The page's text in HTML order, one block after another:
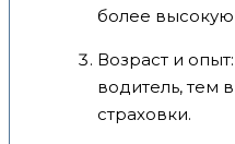
более
Возраст и
водитель, тем
страховки.